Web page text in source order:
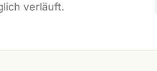
verläuft.